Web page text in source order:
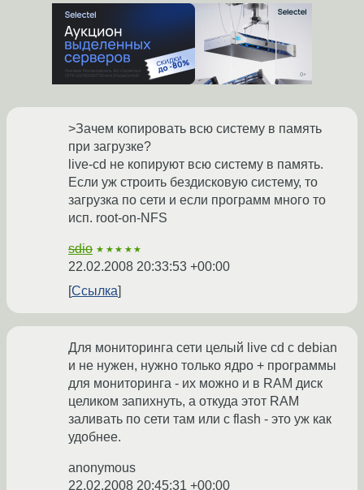
>Зачем копировать всю систему в память
при загрузке?
live-cd не копируют всю систему в память.
Если уж строить бездисковую систему, то
загрузка по сети и если программ много то
исп. root-on-NFS
sdio ★★★★★
22.02.2008 20:33:53 +00:00
Ссылка
Для мониторинга сети целый live cd c debian
и не нужен, нужно только ядро + программы
для мониторинга - их можно и в RAM диск
целиком запихнуть, а откуда этот RAM
заливать по сети там или с flash - это уж как
удобнее.
anonymous
22.02.2008 20:45:31 +00:00